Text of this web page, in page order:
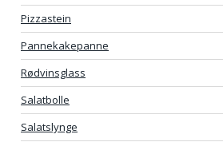
Pizzastein
Pannekakepanne
Rødvinsglass
Salatbolle
Salatslynge